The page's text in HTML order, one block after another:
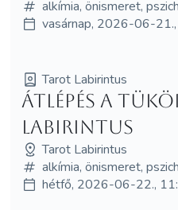
alkímia, önismeret,
vasárnap, 2026-06-
Tarot Labirintus
Átlépés a
Labirintus
Tarot Labirintus
alkímia, önismeret,
hétfő, 2026-06-22.,